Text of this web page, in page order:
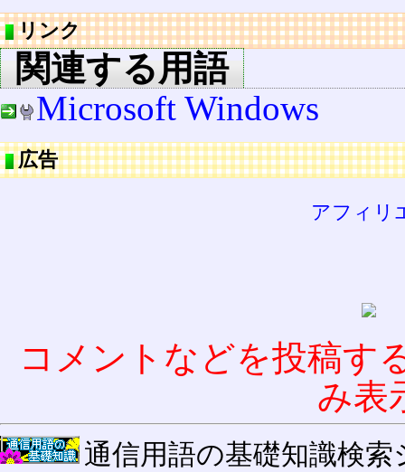
リンク
関連する用語
Microsoft Windows
広告
アフィリ
コメントなどを投稿す
み表
通信用語の基礎知識検索